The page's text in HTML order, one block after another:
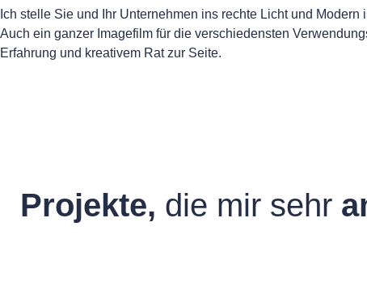
Ich stelle Sie und Ihr Unternehmen ins rechte Licht und
Auch ein ganzer Imagefilm für die verschiedensten
Erfahrung und kreativem Rat zur Seite.
Projekte, die mir sehr